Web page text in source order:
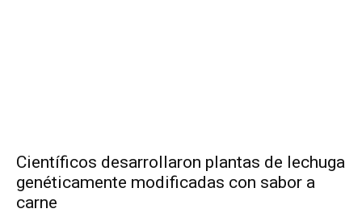
Científicos desarrollaron plantas de lechuga
genéticamente modificadas con sabor a
carne